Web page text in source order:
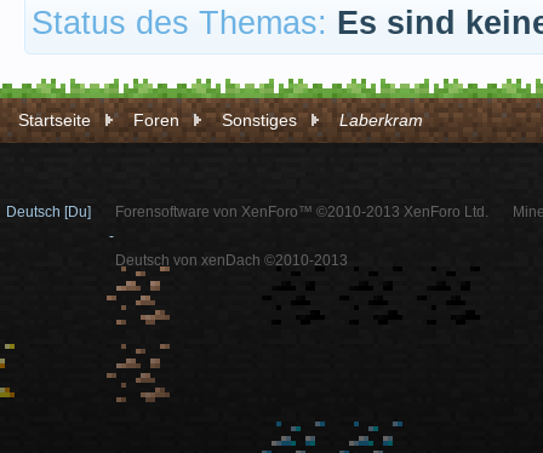
Status des Themas: Es sind
Startseite Foren Sonstiges Laberkram
Deutsch [Du]
Forensoftware von XenForo™ ©2010-2013 XenForo Ltd.
-
Deutsch von xenDach ©2010-2013